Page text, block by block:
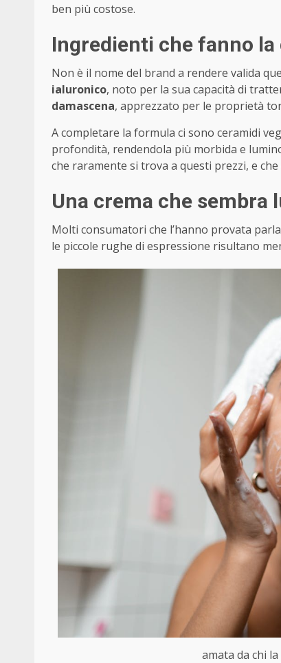
ben più costose.
Ingredienti che fanno
Non è il nome del brand a rendere valida
ialuronico, noto per la sua capacità di
damascena, apprezzato per le proprietà
A completare la formula ci sono ceramidi
profondità, rendendola più morbida e
che raramente si trova a questi prezzi, e
Una crema che sembra
Molti consumatori che l’hanno provata
le piccole rughe di espressione risultano
amata da chi